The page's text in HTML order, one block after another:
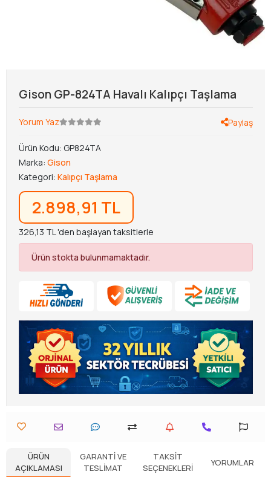
Gison GP-824TA Havalı Kalıpçı Taşlama
Yorum Yaz Paylaş
Ürün Kodu: GP824TA
Marka: Gison
Kategori: Kalıpçı Taşlama
2.898,91 TL
326,13 TL 'den başlayan taksitlerle
Ürün stokta bulunmamaktadır.
ÜRÜN
AÇIKLAMASI
GARANTI VE
TESLIMAT
TAKSIT
SEÇENEKLERI
YORUMLAR